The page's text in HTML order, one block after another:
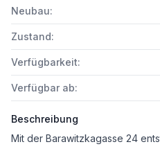
Neubau:
Zustand:
Verfügbarkeit:
Verfügbar ab:
Beschreibung